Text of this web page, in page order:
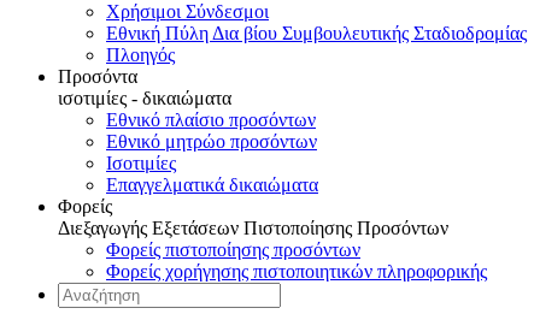
Χρήσιμοι Σύνδεσμοι
Εθνική Πύλη Δια βίου Συμβουλευτικής Σταδιοδρομίας
Πλοηγός
Προσόντα
ισοτιμίες - δικαιώματα
Εθνικό πλαίσιο προσόντων
Εθνικό μητρώο προσόντων
Ισοτιμίες
Επαγγελματικά δικαιώματα
Φορείς
Διεξαγωγής Εξετάσεων Πιστοποίησης Προσόντων
Φορείς πιστοποίησης προσόντων
Φορείς χορήγησης πιστοποιητικών πληροφορικής